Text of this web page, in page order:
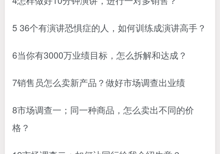
5 36个有演讲恐惧症的人，如何训练成演讲高手？
6当你有3000万业绩目标，怎么拆解和达成？
7销售员怎么卖新产品？做好市场调查出业绩
8市场调查一；同一种商品，怎么卖出不同的价
格？